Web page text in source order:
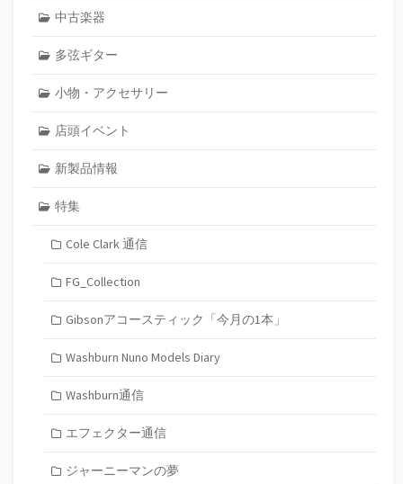
中古楽器
多弦ギター
小物・アクセサリー
店頭イベント
新製品情報
特集
Cole Clark 通信
FG_Collection
Gibsonアコースティック「今月の1本」
Washburn Nuno Models Diary
Washburn通信
エフェクター通信
ジャーニーマンの夢